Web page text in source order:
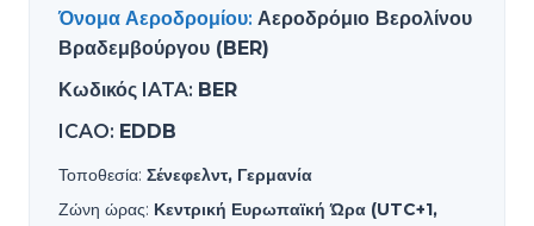
Όνομα Αεροδρομίου: Αεροδρόμιο Βερολίνου
Βραδεμβούργου (BER)
Κωδικός IATA: BER
ICAO: EDDB
Τοποθεσία: Σένεφελντ, Γερμανία
Ζώνη ώρας: Κεντρική Ευρωπαϊκή Ώρα (UTC+1,